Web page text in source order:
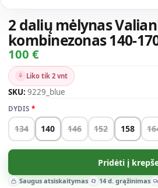
2 dalių mėlynas
kombinezonas 140-
100 €
Liko tik 2 vnt
SKU: 9229_blue
DYDIS
134 140 146 152 158
Pridėti į
Saugus atsiskaitymas 14 d. grąžinimas